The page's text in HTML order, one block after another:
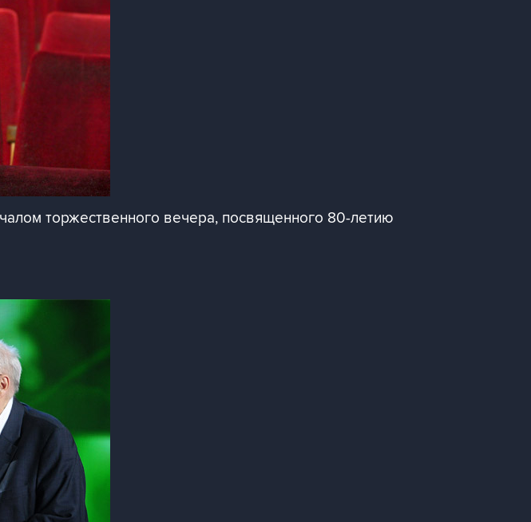
торжественного вечера, посвященного 80-летию